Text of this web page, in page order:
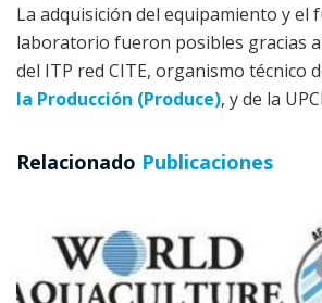
La adquisición del equipamiento y el
laboratorio fueron posibles gracias
del ITP red CITE, organismo técnico
la Producción (Produce), y de la
Relacionado Publicaciones